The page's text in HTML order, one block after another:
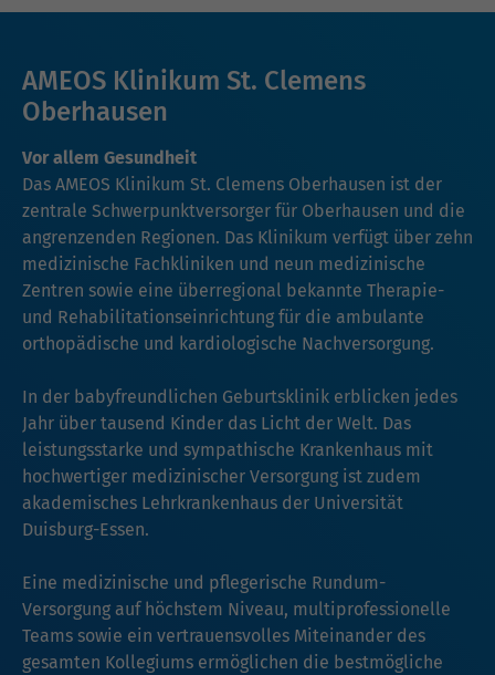
AMEOS Klinikum St. Clemens
Oberhausen
Vor allem Gesundheit
Das AMEOS Klinikum St. Clemens Oberhausen ist der
zentrale Schwerpunktversorger für Oberhausen und die
angrenzenden Regionen. Das Klinikum verfügt über zehn
medizinische Fachkliniken und neun medizinische
Zentren sowie eine überregional bekannte Therapie-
und Rehabilitationseinrichtung für die ambulante
orthopädische und kardiologische Nachversorgung.
In der babyfreundlichen Geburtsklinik erblicken jedes
Jahr über tausend Kinder das Licht der Welt. Das
leistungsstarke und sympathische Krankenhaus mit
hochwertiger medizinischer Versorgung ist zudem
akademisches Lehrkrankenhaus der Universität
Duisburg-Essen.
Eine medizinische und pflegerische Rundum-
Versorgung auf höchstem Niveau, multiprofessionelle
Teams sowie ein vertrauensvolles Miteinander des
gesamten Kollegiums ermöglichen die bestmögliche